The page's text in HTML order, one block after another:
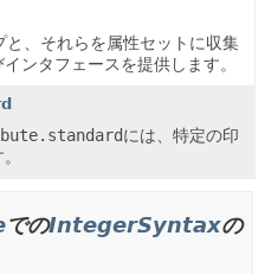
、それらを属性セットに収集
ンタフェースを提供します。
には、特定の印
でのIntegerSyntaxの